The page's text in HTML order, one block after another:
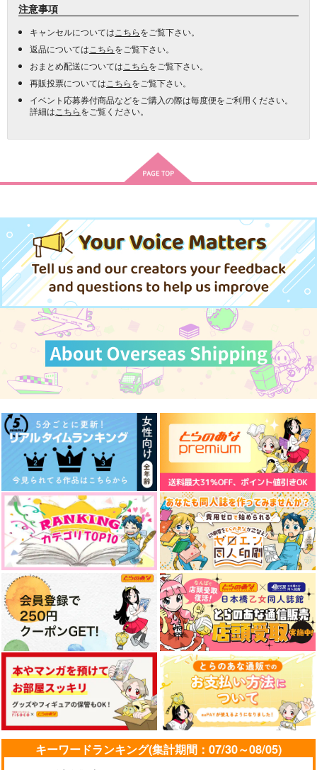
注意事項
キャンセルについては こちらをご覧下さい。
返品については こちらをご覧下さい。
おまとめ配送については こちらをご覧下さい。
再販投票については こちらをご覧下さい。
イベント応募券付商品などをご購入の際は毎度便をご利用ください。
詳細は こちらをご覧ください。
キーワードランキング(集計期間：07/30～08/05)